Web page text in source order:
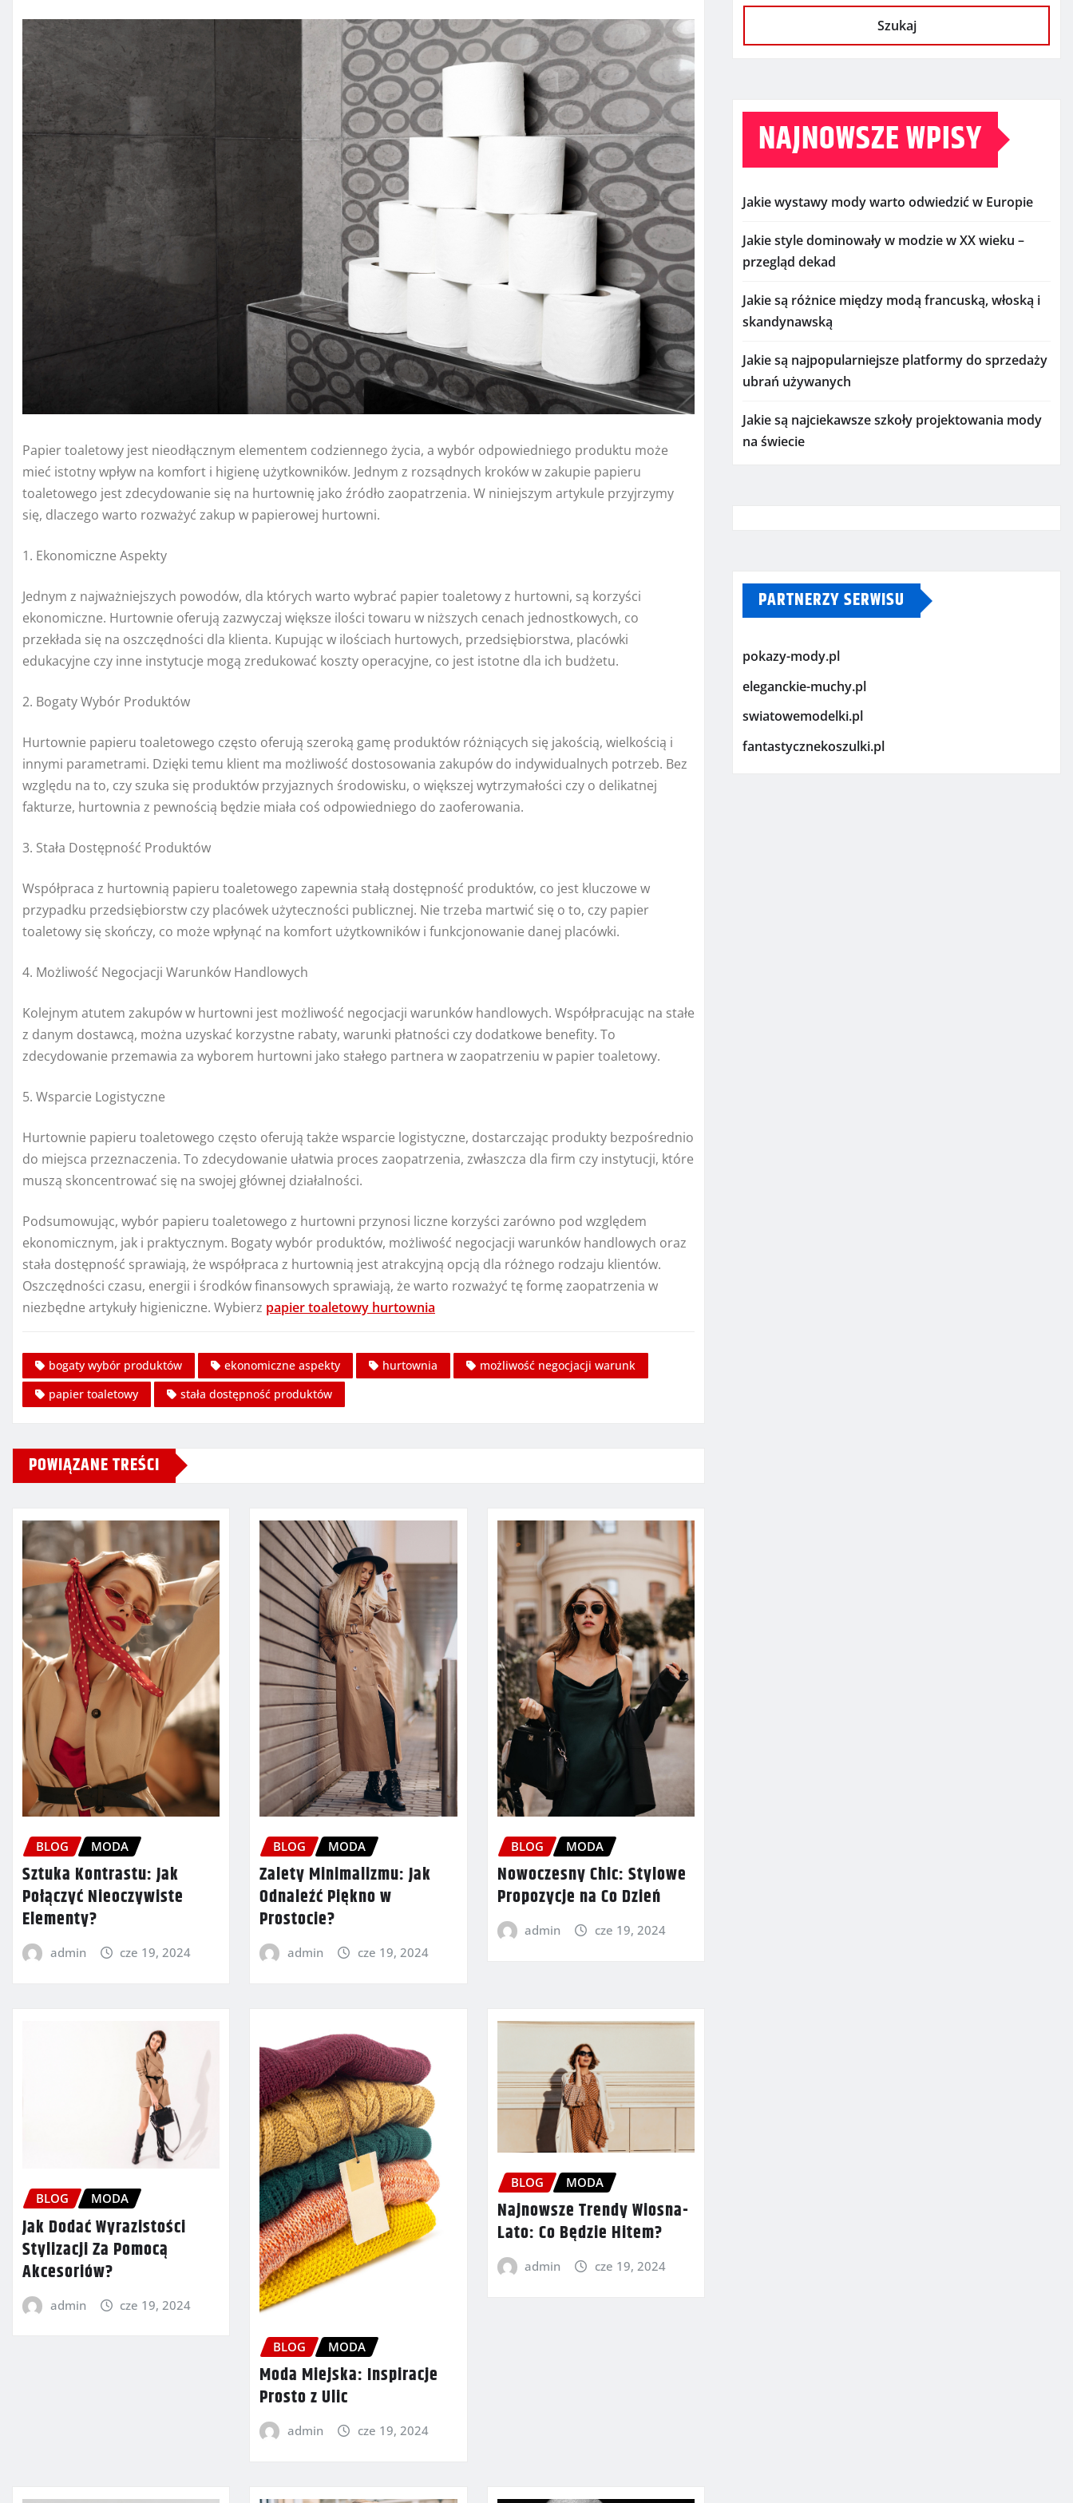
Papier toaletowy jest nieodłącznym elementem codziennego życia, a wybór odpowiedniego produktu może
mieć istotny wpływ na komfort i higienę użytkowników. Jednym z rozsądnych kroków w zakupie papieru
toaletowego jest zdecydowanie się na hurtownię jako źródło zaopatrzenia. W niniejszym artykule przyjrzymy
się, dlaczego warto rozważyć zakup w papierowej hurtowni.
1. Ekonomiczne Aspekty
Jednym z najważniejszych powodów, dla których warto wybrać papier toaletowy z hurtowni, są korzyści
ekonomiczne. Hurtownie oferują zazwyczaj większe ilości towaru w niższych cenach jednostkowych, co
przekłada się na oszczędności dla klienta. Kupując w ilościach hurtowych, przedsiębiorstwa, placówki
edukacyjne czy inne instytucje mogą zredukować koszty operacyjne, co jest istotne dla ich budżetu.
2. Bogaty Wybór Produktów
Hurtownie papieru toaletowego często oferują szeroką gamę produktów różniących się jakością, wielkością i
innymi parametrami. Dzięki temu klient ma możliwość dostosowania zakupów do indywidualnych potrzeb. Bez
względu na to, czy szuka się produktów przyjaznych środowisku, o większej wytrzymałości czy o delikatnej
fakturze, hurtownia z pewnością będzie miała coś odpowiedniego do zaoferowania.
3. Stała Dostępność Produktów
Współpraca z hurtownią papieru toaletowego zapewnia stałą dostępność produktów, co jest kluczowe w
przypadku przedsiębiorstw czy placówek użyteczności publicznej. Nie trzeba martwić się o to, czy papier
toaletowy się skończy, co może wpłynąć na komfort użytkowników i funkcjonowanie danej placówki.
4. Możliwość Negocjacji Warunków Handlowych
Kolejnym atutem zakupów w hurtowni jest możliwość negocjacji warunków handlowych. Współpracując na stałe
z danym dostawcą, można uzyskać korzystne rabaty, warunki płatności czy dodatkowe benefity. To
zdecydowanie przemawia za wyborem hurtowni jako stałego partnera w zaopatrzeniu w papier toaletowy.
5. Wsparcie Logistyczne
Hurtownie papieru toaletowego często oferują także wsparcie logistyczne, dostarczając produkty bezpośrednio
do miejsca przeznaczenia. To zdecydowanie ułatwia proces zaopatrzenia, zwłaszcza dla firm czy instytucji, które
muszą skoncentrować się na swojej głównej działalności.
Podsumowując, wybór papieru toaletowego z hurtowni przynosi liczne korzyści zarówno pod względem
ekonomicznym, jak i praktycznym. Bogaty wybór produktów, możliwość negocjacji warunków handlowych oraz
stała dostępność sprawiają, że współpraca z hurtownią jest atrakcyjną opcją dla różnego rodzaju klientów.
Oszczędności czasu, energii i środków finansowych sprawiają, że warto rozważyć tę formę zaopatrzenia w
niezbędne artykuły higieniczne. Wybierz papier toaletowy hurtownia
bogaty wybór produktów ekonomiczne aspekty hurtownia
możliwość negocjacji warunk
papier toaletowy
stała dostępność produktów
POWIĄZANE TREŚCI
BLOG MODA
Sztuka Kontrastu: Jak
Połączyć Nieoczywiste
Elementy?
admin cze 19, 2024
BLOG MODA
Zalety Minimalizmu: Jak
Odnaleźć Piękno w
Prostocie?
admin cze 19, 2024
BLOG MODA
Nowoczesny Chic: Stylowe
Propozycje na Co Dzień
admin cze 19, 2024
BLOG MODA
Jak Dodać Wyrazistości
Stylizacji Za Pomocą
Akcesoriów?
admin cze 19, 2024
BLOG MODA
Moda Miejska: Inspiracje
Prosto z Ulic
admin cze 19, 2024
BLOG MODA
Najnowsze Trendy Wiosna-
Lato: Co Będzie Hitem?
admin cze 19, 2024
Szukaj
NAJNOWSZE WPISY
Jakie wystawy mody warto odwiedzić w Europie
Jakie style dominowały w modzie w XX wieku –
przegląd dekad
Jakie są różnice między modą francuską, włoską i
skandynawską
Jakie są najpopularniejsze platformy do sprzedaży
ubrań używanych
Jakie są najciekawsze szkoły projektowania mody
na świecie
PARTNERZY SERWISU
pokazy-mody.pl
eleganckie-muchy.pl
swiatowemodelki.pl
fantastycznekoszulki.pl